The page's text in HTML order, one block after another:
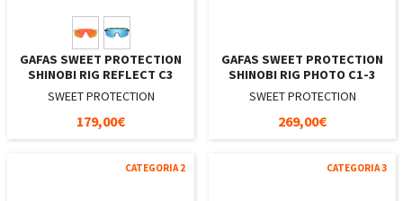
GAFAS SWEET PROTECTION
SHINOBI RIG REFLECT C3
SWEET PROTECTION
179,00€
GAFAS SWEET PROTECTION
SHINOBI RIG PHOTO C1-3
SWEET PROTECTION
269,00€
CATEGORIA 2 CATEGORIA 3